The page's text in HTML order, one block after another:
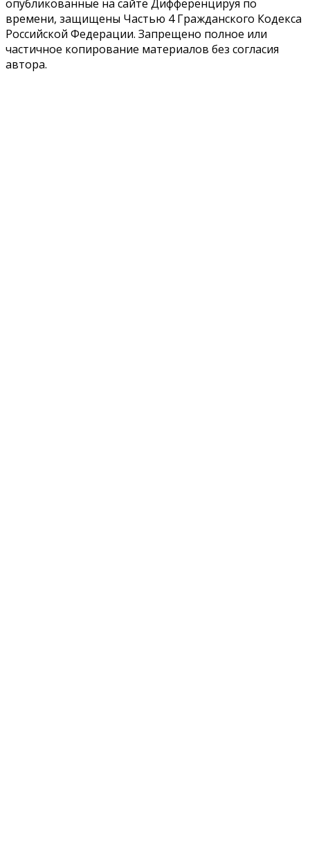
опубликованные на сайте Дифференцируя по
времени, защищены Частью 4 Гражданского Кодекса
Российской Федерации. Запрещено полное или
частичное копирование материалов без согласия
автора.